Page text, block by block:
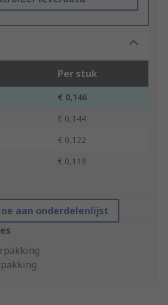
Per stuk
€ 0,146
€ 0,144
€ 0,122
€ 0,119
aan onderdelenlijst